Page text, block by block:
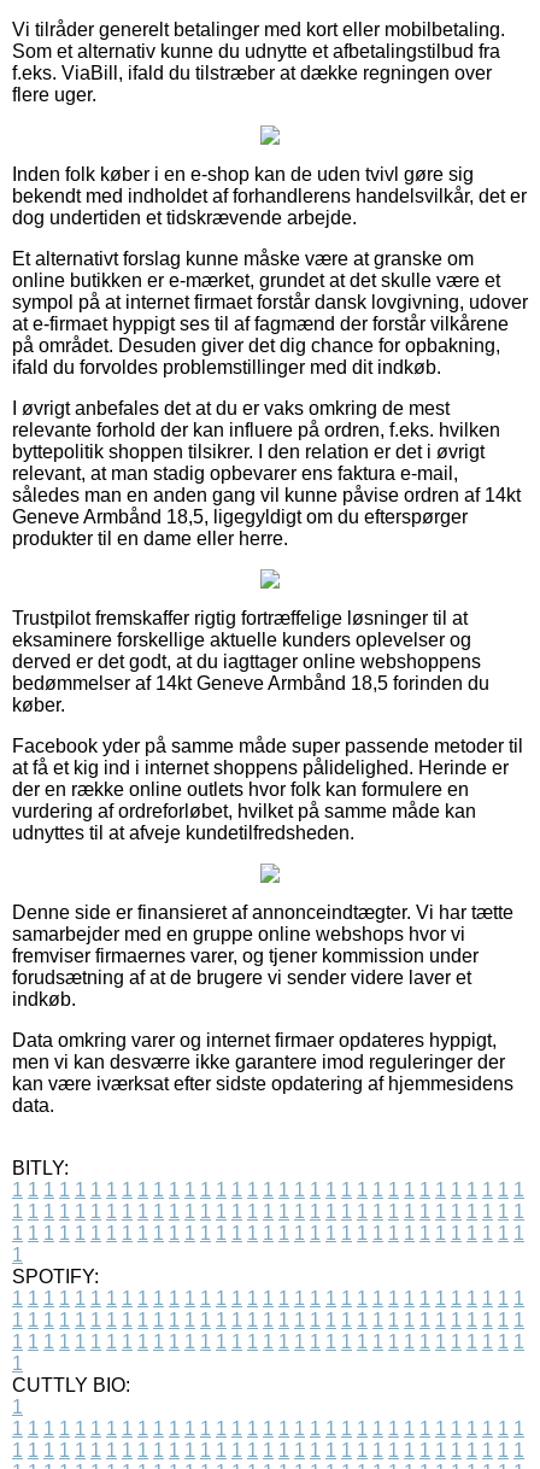
Vi tilråder generelt betalinger med kort eller mobilbetaling.
Som et alternativ kunne du udnytte et afbetalingstilbud fra
f.eks. ViaBill, ifald du tilstræber at dække regningen over
flere uger.
Inden folk køber i en e-shop kan de uden tvivl gøre sig
bekendt med indholdet af forhandlerens handelsvilkår, det er
dog undertiden et tidskrævende arbejde.
Et alternativt forslag kunne måske være at granske om
online butikken er e-mærket, grundet at det skulle være et
sympol på at internet firmaet forstår dansk lovgivning, udover
at e-firmaet hyppigt ses til af fagmænd der forstår vilkårene
på området. Desuden giver det dig chance for opbakning,
ifald du forvoldes problemstillinger med dit indkøb.
I øvrigt anbefales det at du er vaks omkring de mest
relevante forhold der kan influere på ordren, f.eks. hvilken
byttepolitik shoppen tilsikrer. I den relation er det i øvrigt
relevant, at man stadig opbevarer ens faktura e-mail,
således man en anden gang vil kunne påvise ordren af 14kt
Geneve Armbånd 18,5, ligegyldigt om du efterspørger
produkter til en dame eller herre.
Trustpilot fremskaffer rigtig fortræffelige løsninger til at
eksaminere forskellige aktuelle kunders oplevelser og
derved er det godt, at du iagttager online webshoppens
bedømmelser af 14kt Geneve Armbånd 18,5 forinden du
køber.
Facebook yder på samme måde super passende metoder til
at få et kig ind i internet shoppens pålidelighed. Herinde er
der en række online outlets hvor folk kan formulere en
vurdering af ordreforløbet, hvilket på samme måde kan
udnyttes til at afveje kundetilfredsheden.
Denne side er finansieret af annonceindtægter. Vi har tætte
samarbejder med en gruppe online webshops hvor vi
fremviser firmaernes varer, og tjener kommission under
forudsætning af at de brugere vi sender videre laver et
indkøb.
Data omkring varer og internet firmaer opdateres hyppigt,
men vi kan desværre ikke garantere imod reguleringer der
kan være iværksat efter sidste opdatering af hjemmesidens
data.
BITLY:
1 1 1 1 1 1 1 1 1 1 1 1 1 1 1 1 1 1 1 1 1 1 1 1 1 1 1 1 1 1 1 1 1
1 1 1 1 1 1 1 1 1 1 1 1 1 1 1 1 1 1 1 1 1 1 1 1 1 1 1 1 1 1 1 1 1
1 1 1 1 1 1 1 1 1 1 1 1 1 1 1 1 1 1 1 1 1 1 1 1 1 1 1 1 1 1 1 1 1
1
SPOTIFY:
1 1 1 1 1 1 1 1 1 1 1 1 1 1 1 1 1 1 1 1 1 1 1 1 1 1 1 1 1 1 1 1 1
1 1 1 1 1 1 1 1 1 1 1 1 1 1 1 1 1 1 1 1 1 1 1 1 1 1 1 1 1 1 1 1 1
1 1 1 1 1 1 1 1 1 1 1 1 1 1 1 1 1 1 1 1 1 1 1 1 1 1 1 1 1 1 1 1 1
1
CUTTLY BIO:
1
1 1 1 1 1 1 1 1 1 1 1 1 1 1 1 1 1 1 1 1 1 1 1 1 1 1 1 1 1 1 1 1 1
1 1 1 1 1 1 1 1 1 1 1 1 1 1 1 1 1 1 1 1 1 1 1 1 1 1 1 1 1 1 1 1 1